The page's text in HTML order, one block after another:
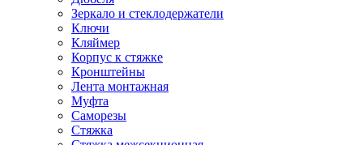
Зеркало и стеклодержатели
Ключи
Кляймер
Корпус к стяжке
Кронштейны
Лента монтажная
Муфта
Саморезы
Стяжка